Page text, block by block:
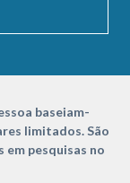
baseiam-
limitados. São
pesquisas no